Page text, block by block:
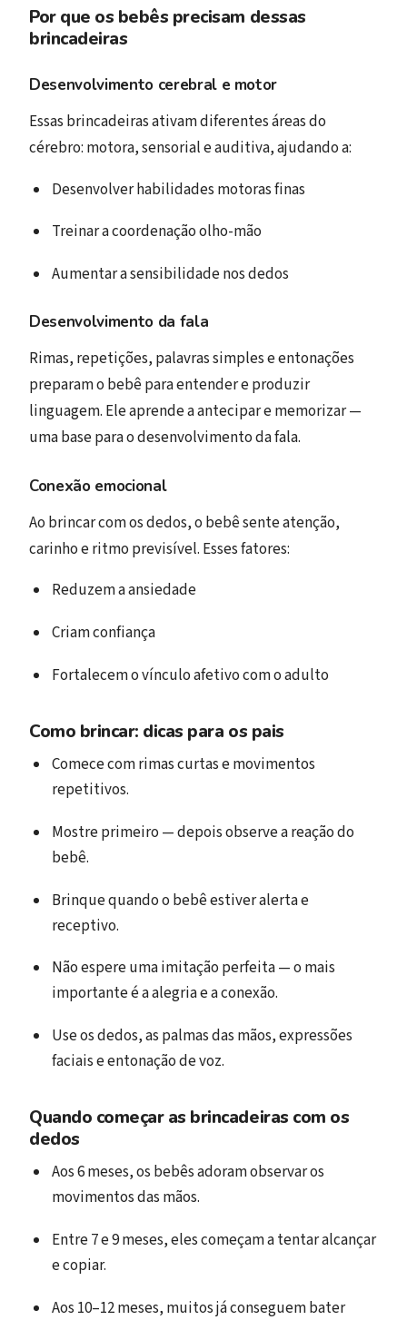
Por que os bebês precisam dessas
brincadeiras
Desenvolvimento cerebral e motor
Essas brincadeiras ativam diferentes áreas do
cérebro: motora, sensorial e auditiva, ajudando a:
Desenvolver habilidades motoras finas
Treinar a coordenação olho-mão
Aumentar a sensibilidade nos dedos
Desenvolvimento da fala
Rimas, repetições, palavras simples e entonações
preparam o bebê para entender e produzir
linguagem. Ele aprende a antecipar e memorizar —
uma base para o desenvolvimento da fala.
Conexão emocional
Ao brincar com os dedos, o bebê sente atenção,
carinho e ritmo previsível. Esses fatores:
Reduzem a ansiedade
Criam confiança
Fortalecem o vínculo afetivo com o adulto
Como brincar: dicas para os pais
Comece com rimas curtas e movimentos
repetitivos.
Mostre primeiro — depois observe a reação do
bebê.
Brinque quando o bebê estiver alerta e
receptivo.
Não espere uma imitação perfeita — o mais
importante é a alegria e a conexão.
Use os dedos, as palmas das mãos, expressões
faciais e entonação de voz.
Quando começar as brincadeiras com os
dedos
Aos 6 meses, os bebês adoram observar os
movimentos das mãos.
Entre 7 e 9 meses, eles começam a tentar alcançar
e copiar.
Aos 10–12 meses, muitos já conseguem bater